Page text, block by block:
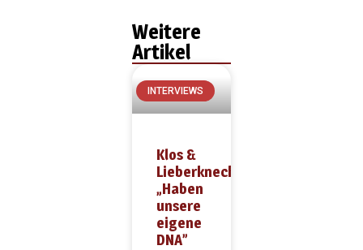
Weitere
Artikel
INTERVIEWS
Klos &
Lieberknecht:
„Haben
unsere
eigene
DNA”